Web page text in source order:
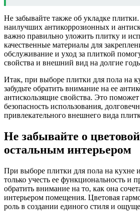
Не забывайте также об укладке
наилучших антикоррозионных и
важно правильно уложить плитку и
качественные материалы для
обслуживание и уход за плиткой
свойства и внешний вид на долгие
Итак, при выборе плитки для пола на
забудьте обратить внимание на ее
антискользящие свойства. Это
безопасность использования,
привлекательного внешнего вида
Не забывайте о
остальным интерьером
При выборе плитки для пола на кухне
только учесть ее функциональность и
обратить внимание на то, как она
интерьером помещения. Цветовая
роль в создании единого стиля и